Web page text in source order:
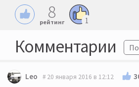
8
рейтинг 1
Комментарии
Leo 20 января 2016 в 12:12